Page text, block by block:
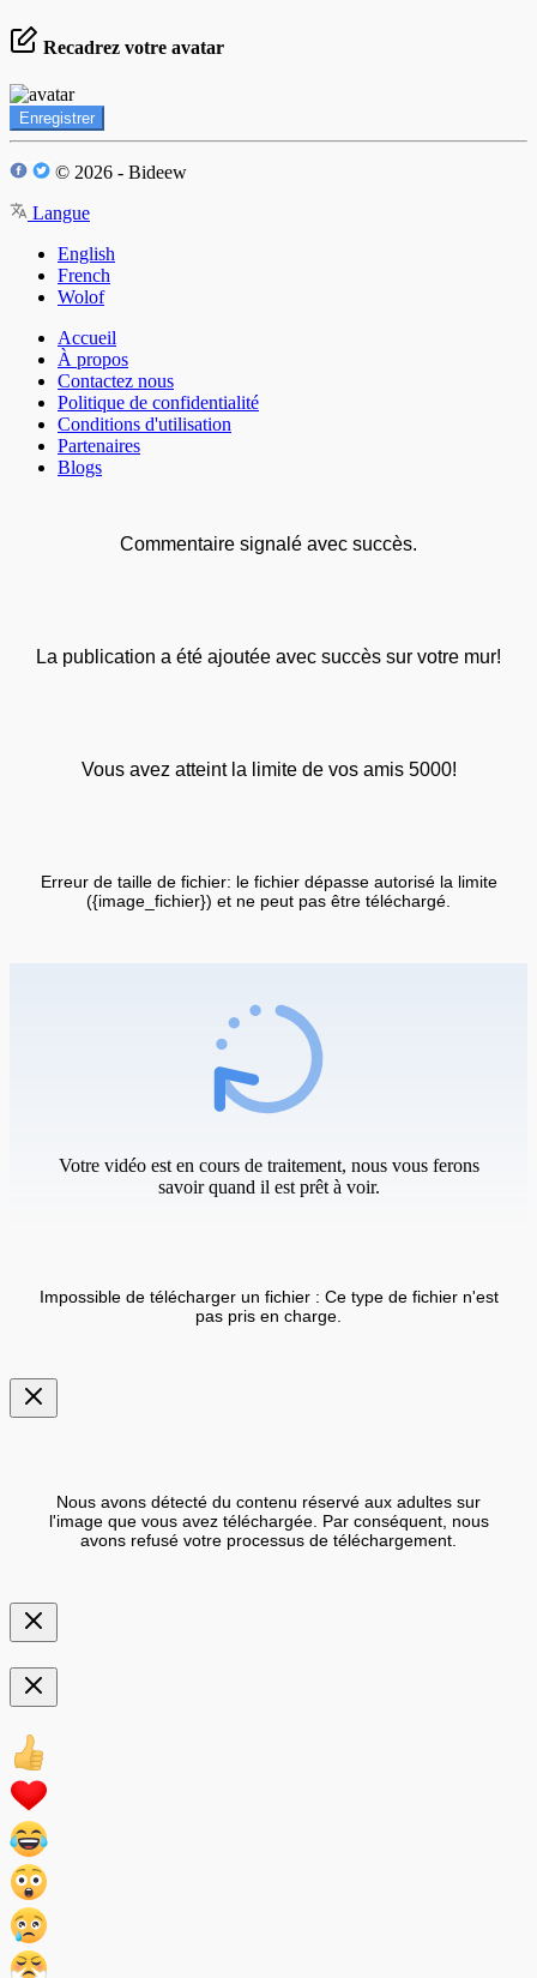
Recadrez votre avatar
Enregistrer
© 2026 - Bideew
Langue
English
French
Wolof
Accueil
À propos
Contactez nous
Politique de confidentialité
Conditions d'utilisation
Partenaires
Blogs
Commentaire signalé avec succès.
La publication a été ajoutée avec succès sur votre mur!
Vous avez atteint la limite de vos amis 5000!
Erreur de taille de fichier: le fichier dépasse autorisé la limite
({image_fichier}) et ne peut pas être téléchargé.
Votre vidéo est en cours de traitement, nous vous ferons
savoir quand il est prêt à voir.
Impossible de télécharger un fichier : Ce type de fichier n'est
pas pris en charge.
Nous avons détecté du contenu réservé aux adultes sur
l'image que vous avez téléchargée. Par conséquent, nous
avons refusé votre processus de téléchargement.